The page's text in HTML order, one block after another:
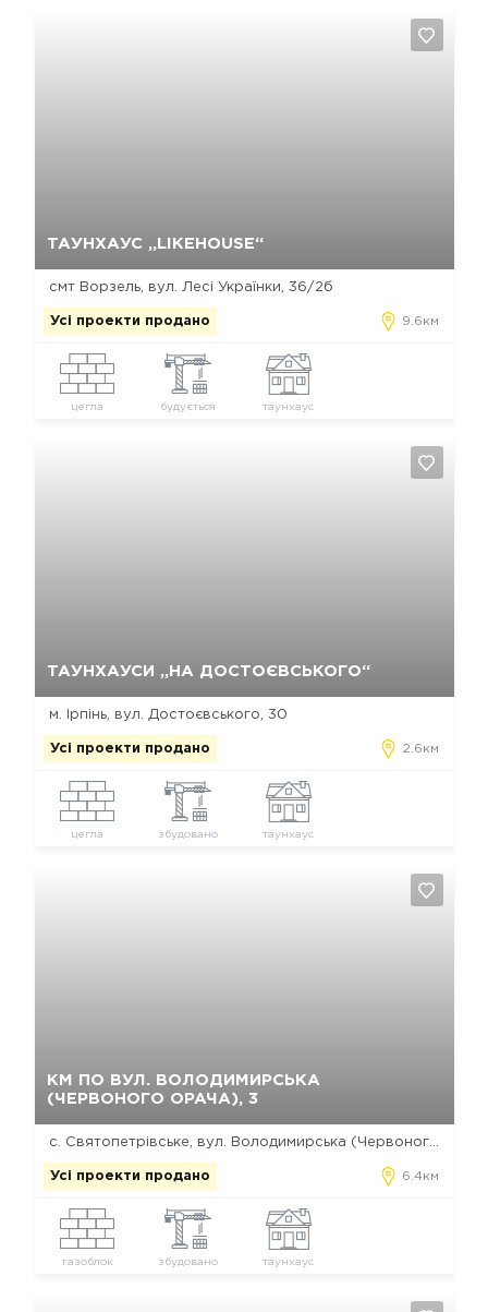
ТАУНХАУС „LIKEHOUSE“
смт Ворзeль, вул. Лесі Українки, 36/2б
Усі проекти продано 9.6км
цегла будується таунхаус
ТАУНХАУСИ „НА ДОСТОЄВСЬКОГО“
м. Ірпінь, вул. Достоєвського, 30
Усі проекти продано 2.6км
цегла збудовано таунхаус
КМ ПО ВУЛ. ВОЛОДИМИРСЬКА
(ЧЕРВОНОГО ОРАЧА), 3
Усі проекти продано 6.4км
газоблок збудовано таунхаус
Так, видалити Відміна